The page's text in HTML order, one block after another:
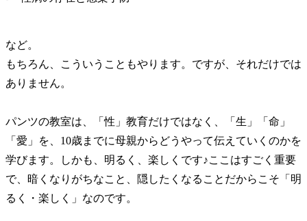
など。
もちろん、こういうこともやります。ですが、それだけでは
ありません。
パンツの教室は、「性」教育だけではなく、「生」「命」
「愛」を、10歳までに母親からどうやって伝えていくのかを
学びます。しかも、明るく、楽しくです♪ここはすごく重要
で、暗くなりがちなこと、隠したくなることだからこそ「明
るく・楽しく」なのです。